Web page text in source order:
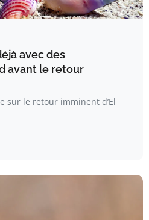
avec des
avant le retour
sur le retour imminent d’El